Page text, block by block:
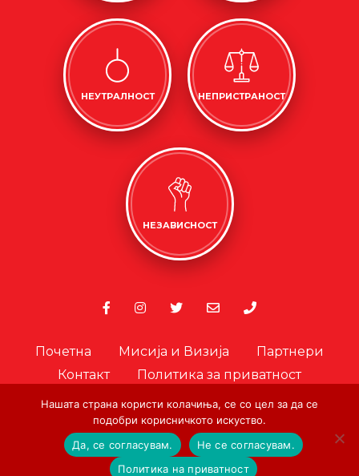
НЕУТРАЛНОСТ НЕПРИСТРАНОСТ
НЕЗАВИСНОСТ
Почетна Мисија и Визија
Партнери
Контакт
Политика за приватност
Политика за колачиња
Офицер за лични податоци
© Copyright. Црвен Крст на Град Скопје. 2026.
Нашата страна користи колачиња, се со цел за да се
подобри корисничкото искуство.
Да, се согласувам.
Не се согласувам.
Политика на приватност